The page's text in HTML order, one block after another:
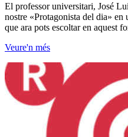
El professor universitari, José
nostre «Protagonista del dia»
que ara pots escoltar en aquest
Veure'n més